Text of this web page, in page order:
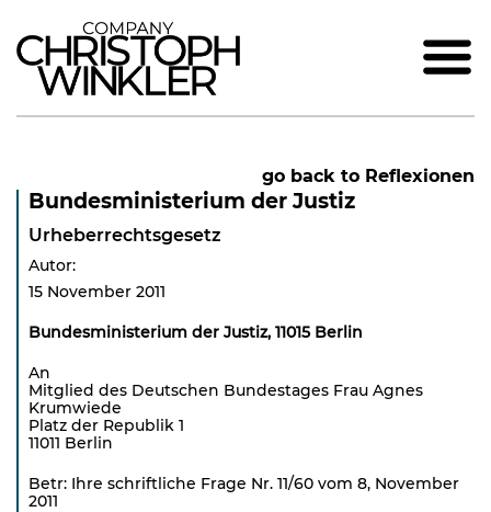
go back to Reflexionen
Bundesministerium der Justiz
Urheberrechtsgesetz
Autor:
15 November 2011
Bundesministerium der Justiz, 11015 Berlin
An
Mitglied des Deutschen Bundestages Frau Agnes
Krumwiede
Platz der Republik 1
11011 Berlin
Betr: Ihre schriftliche Frage Nr. 11/60 vom 8, November
2011